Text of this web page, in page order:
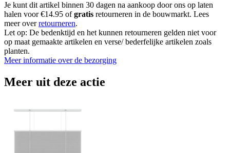
Je kunt dit artikel binnen 30 dagen na aankoop door ons op laten
halen voor €14.95 ofgratis retourneren in de bouwmarkt. Lees
meer overretourneren.
Let op: De bedenktijd en het kunnen retourneren gelden niet voor
op maat gemaakte artikelen en verse/ bederfelijke artikelen zoals
planten.
Meer informatie over de bezorging
Meer uit deze actie